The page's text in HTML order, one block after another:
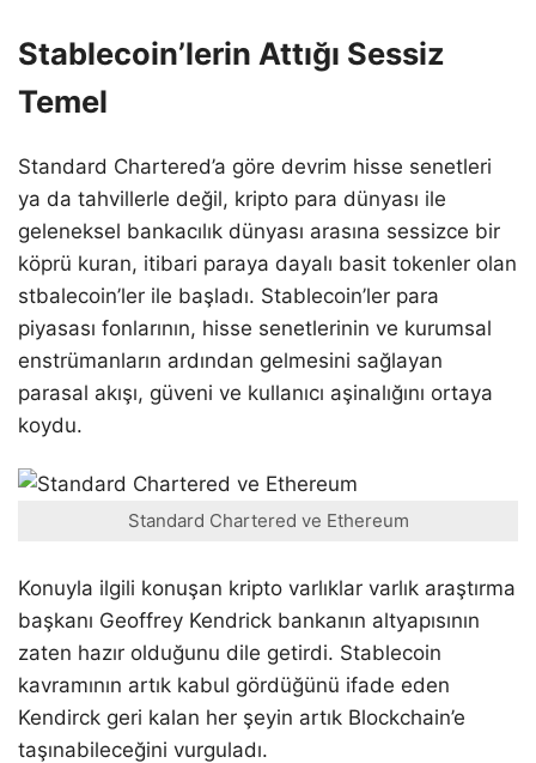
Stablecoin’lerin Attığı Sessiz
Temel
Standard Chartered’a göre devrim hisse senetleri
ya da tahvillerle değil, kripto para dünyası ile
geleneksel bankacılık dünyası arasına sessizce bir
köprü kuran, itibari paraya dayalı basit tokenler olan
stbalecoin’ler ile başladı. Stablecoin’ler para
piyasası fonlarının, hisse senetlerinin ve kurumsal
enstrümanların ardından gelmesini sağlayan
parasal akışı, güveni ve kullanıcı aşinalığını ortaya
koydu.
Standard Chartered ve Ethereum
Konuyla ilgili konuşan kripto varlıklar varlık araştırma
başkanı Geoffrey Kendrick bankanın altyapısının
zaten hazır olduğunu dile getirdi. Stablecoin
kavramının artık kabul gördüğünü ifade eden
Kendirck geri kalan her şeyin artık Blockchain’e
taşınabileceğini vurguladı.